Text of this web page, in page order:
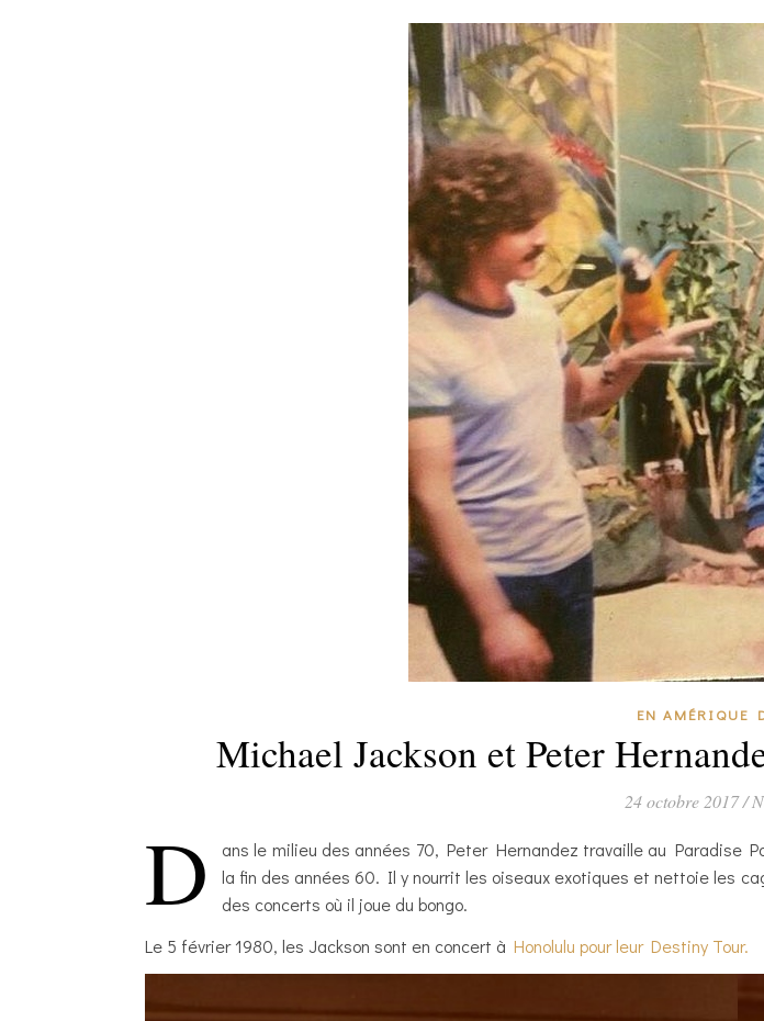
EN AMÉRIQUE
Michael Jackson et Peter
24 octobre 2017 /
D
ans le milieu des années 70, Peter Hernandez travaille au Paradise
la fin des années 60. Il y nourrit les oiseaux exotiques et nettoie les
des concerts où il joue du bongo.
Le 5 février 1980, les Jackson sont en concert à Honolulu pour leur Destiny Tour.